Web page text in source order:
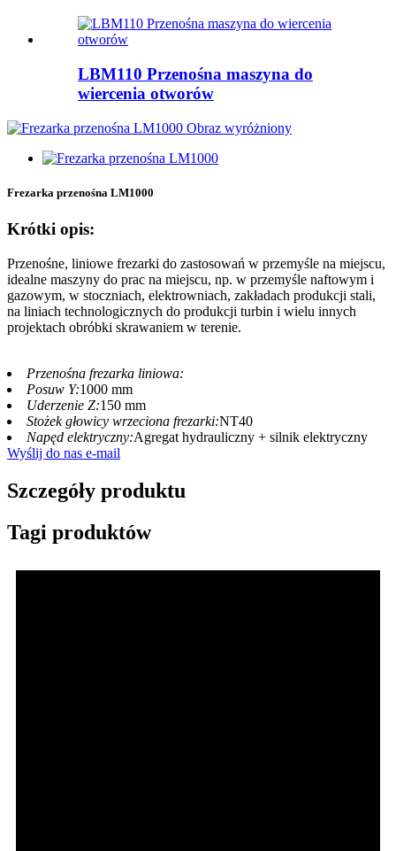
LBM110 Przenośna maszyna do
wiercenia otworów
Frezarka przenośna LM1000
Krótki opis:
Przenośne, liniowe frezarki do zastosowań w przemyśle na miejscu,
idealne maszyny do prac na miejscu, np. w przemyśle naftowym i
gazowym, w stoczniach, elektrowniach, zakładach produkcji stali,
na liniach technologicznych do produkcji turbin i wielu innych
projektach obróbki skrawaniem w terenie.
Przenośna frezarka liniowa:
Posuw Y:1000 mm
Uderzenie Z:150 mm
Stożek głowicy wrzeciona frezarki:NT40
Napęd elektryczny:Agregat hydrauliczny + silnik elektryczny
Wyślij do nas e-mail
Szczegóły produktu
Tagi produktów